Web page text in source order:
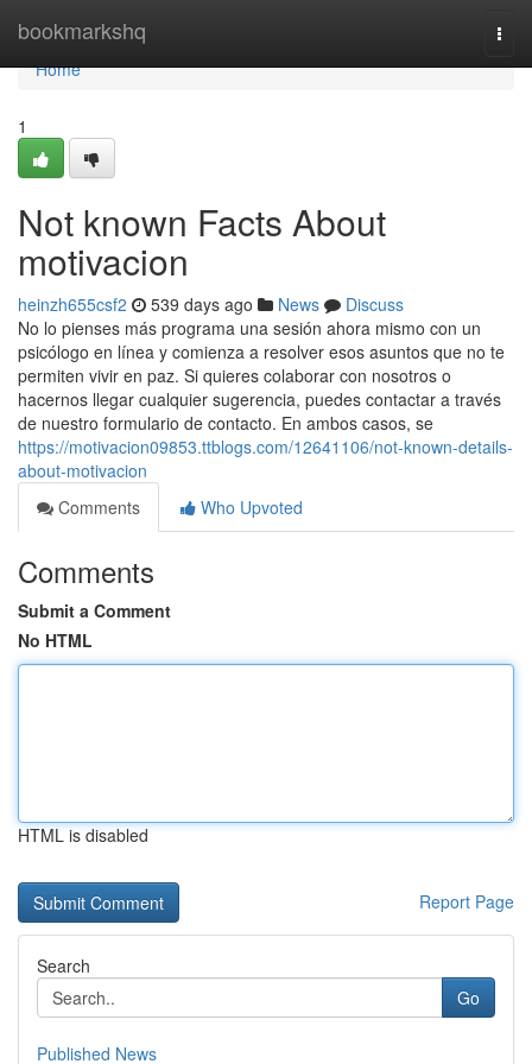
bookmarkshq
Home
Home
1
Not known Facts About
motivacion
heinzh655csf2 539 days ago News
Discuss
No lo pienses más programa una sesión ahora mismo con un
psicólogo en línea y comienza a resolver esos asuntos que no te
permiten vivir en paz. Si quieres colaborar con nosotros o
hacernos llegar cualquier sugerencia, puedes contactar a través
de nuestro formulario de contacto. En ambos casos, se
https://motivacion09853.ttblogs.com/12641106/not-known-details-
about-motivacion
Comments
Who Upvoted
Comments
Submit a Comment
No HTML
HTML is disabled
Report Page
Search
Go
Published News